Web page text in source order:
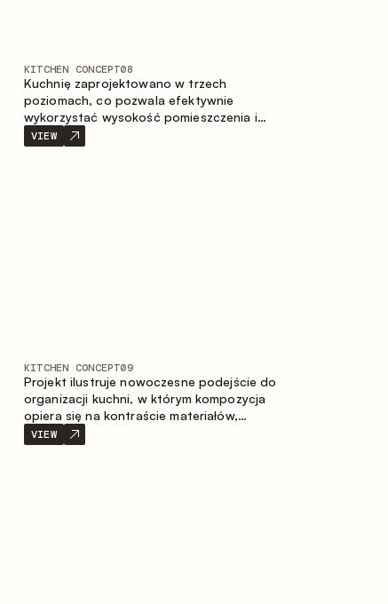
KITCHEN CONCEPT08
Kuchnię zaprojektowano w trzech
poziomach, co pozwala efektywnie
wykorzystać wysokość pomieszczenia i
zapewnia wygodne, funkcjonalne
przechowywanie. Liniowy układ podkreśla
VIEW
KITCHEN CONCEPT09
Projekt ilustruje nowoczesne podejście do
organizacji kuchni, w którym kompozycja
opiera się na kontraście materiałów,
wyraźnej geometrii modułów oraz
zestawieniu otwartych i zamkniętych stref
VIEW